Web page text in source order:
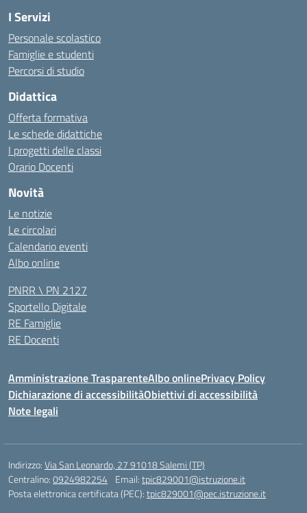
I Servizi
Personale scolastico
Famiglie e studenti
Percorsi di studio
Didattica
Offerta formativa
Le schede didattiche
I progetti delle classi
Orario Docenti
Novità
Le notizie
Le circolari
Calendario eventi
Albo online
PNRR \ PN 2127
Sportello Digitale
RE Famiglie
RE Docenti
Amministrazione TrasparenteAlbo onlinePrivacy Policy
Dichiarazione di accessibilitàObiettivi di accessibilità
Note legali
Indirizzo:Via San Leonardo, 27 91018 Salemi (TP)
Centralino:0924982254 Email:tpic829001@istruzione.it
Posta elettronica certificata (PEC):tpic829001@pec.istruzione.it